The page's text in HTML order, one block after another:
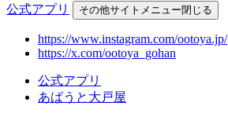
公式アプリ その他サイトメニュー閉じる
https://www.instagram.com/ootoya.jp/
https://x.com/ootoya_gohan
公式アプリ
あばうと大戸屋